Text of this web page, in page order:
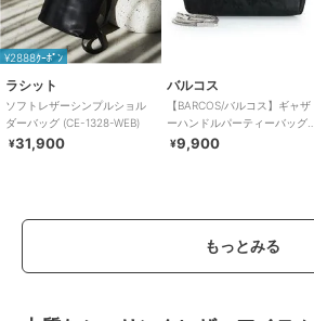
¥2888ｸｰﾎﾟﾝ
ラシット
ソフトレザーシンプルショル
ダーバッグ (CE-1328-WEB)
¥31,900
バルコス
【BARCOS/バルコス】ギャザ
ーハンドルパーティーバッグ
（ベロア）
¥9,900
もっとみる